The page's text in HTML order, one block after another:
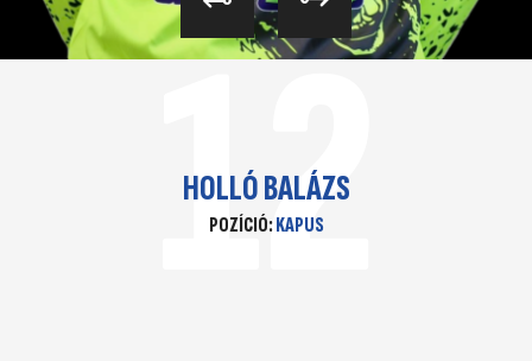
12
HOLLÓ BALÁZS
POZÍCIÓ:KAPUS